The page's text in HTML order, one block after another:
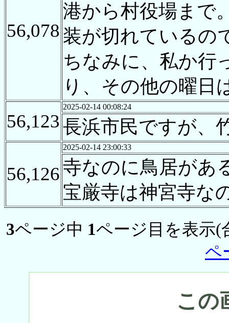
56,078
港から村役場まで
装が切れているの
ちなみに、私か行
り、その他の曜日
56,123
2025-02-14 00:08:24
長浜市民ですが、
56,126
2025-02-14 23:00:33
寺なのに鳥居があ
宝厳寺は神宮寺な
3ページ中 1ページ目を表示(
ペ
この